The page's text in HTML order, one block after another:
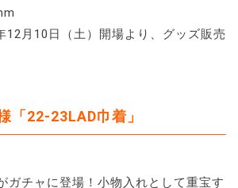
12月10日（土）開場より、グッズ販売
「22-23LAD巾着」
ガチャに登場！小物入れとして重宝す